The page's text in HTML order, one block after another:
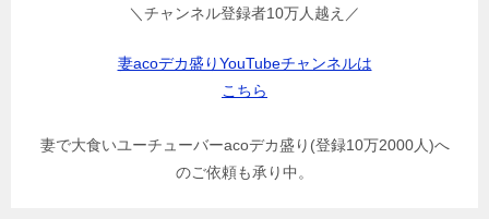
＼チャンネル登録者10万人越え／
妻acoデカ盛りYouTubeチャンネルは
こちら
妻で大食いユーチューバーacoデカ盛り(登録10万2000人)へ
のご依頼も承り中。